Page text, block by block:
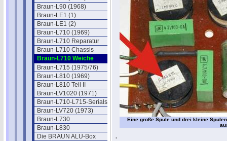
Braun-L90 (1968)
Braun-LE1 (1)
Braun-LE1 (2)
Braun-L710 (1969)
Braun-L710 Reparatur
Braun-L710 Chassis
Braun-L710 Weiche
Braun-L715 (1975/76)
Braun-L810 (1969)
Braun-L810 Teil II
Braun-LV1020 (1971)
Braun-L710-L715-Serials
Braun-LV720 (1973)
Braun-L730
Braun-L830
Die BRAUN ALU-Box
Eine große Spule und drei kleine
.